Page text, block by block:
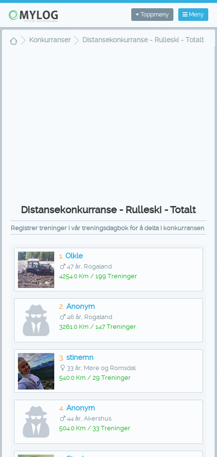
Meny
Toppmeny
Konkurranser Distansekonkurranse - Rulleski - Totalt
Distansekonkurranse - Rulleski - Totalt
Registrer treninger i vår treningsdagbok for å delta i konkurransen
1. Olkle
47 år, Rogaland
4254.0 Km / 199 Treninger
2. Anonym
46 år, Rogaland
3261.0 Km / 147 Treninger
3. stinemn
33 år, Møre og Romsdal
540.0 Km / 29 Treninger
4. Anonym
44 år, Akershus
504.0 Km / 33 Treninger